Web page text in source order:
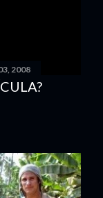
2008